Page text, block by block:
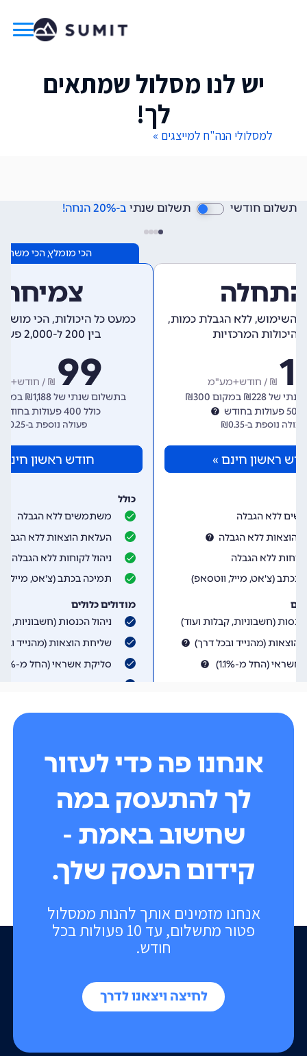
יש לנו מסלול שמתאים
לך!
למסלולי הנה"ח למייצגים »
אנחנו מזמינים אותך להנות ממסלול
פטור מתשלום, עד 10 פעולות בכל
חודש.
לחיצה ויצאנו לדרך
אנחנו פה כדי לעזור
לך להתעסק במה
שחשוב באמת -
קידום העסק שלך.